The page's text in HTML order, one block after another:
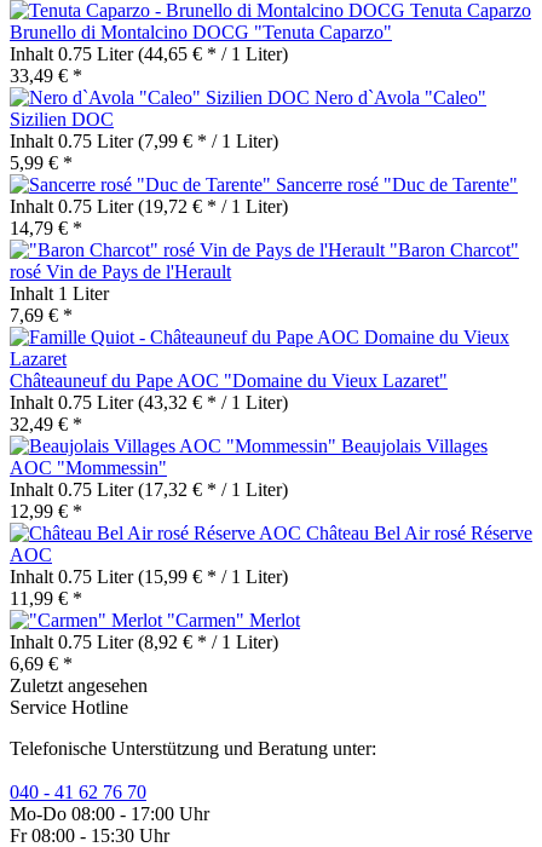
Brunello di Montalcino DOCG "Tenuta Caparzo"
Inhalt 0.75 Liter(44,65 € * / 1 Liter)
33,49 € *
Nero d`Avola "Caleo"
Sizilien DOC
Inhalt 0.75 Liter(7,99 € * / 1 Liter)
5,99 € *
Sancerre rosé "Duc de Tarente"
Inhalt 0.75 Liter(19,72 € * / 1 Liter)
14,79 € *
"Baron Charcot"
rosé Vin de Pays de l'Herault
Inhalt 1 Liter
7,69 € *
Châteauneuf du Pape AOC "Domaine du Vieux Lazaret"
Inhalt 0.75 Liter(43,32 € * / 1 Liter)
32,49 € *
Beaujolais Villages
AOC "Mommessin"
Inhalt 0.75 Liter(17,32 € * / 1 Liter)
12,99 € *
Château Bel Air rosé Réserve
AOC
Inhalt 0.75 Liter(15,99 € * / 1 Liter)
11,99 € *
"Carmen" Merlot
Inhalt 0.75 Liter(8,92 € * / 1 Liter)
6,69 € *
Zuletzt angesehen
Service Hotline
Telefonische Unterstützung und Beratung unter:
040 - 41 62 76 70
Mo-Do 08:00 - 17:00 Uhr
Fr 08:00 - 15:30 Uhr